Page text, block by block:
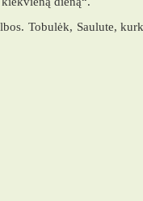
Tobulėk, Saulute,